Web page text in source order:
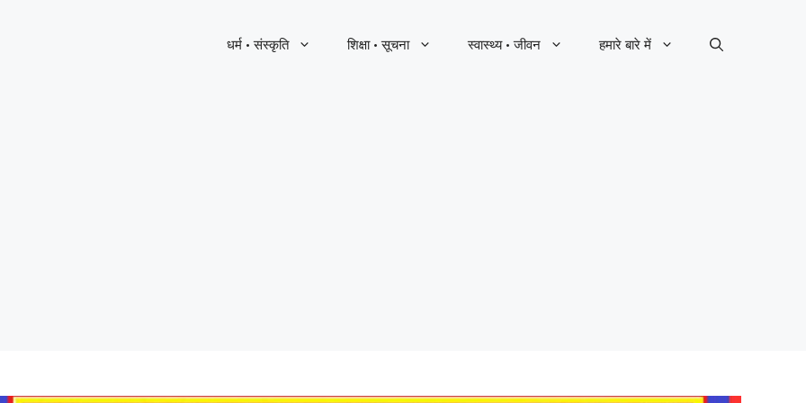
धर्म · संस्कृति शिक्षा · सूचना स्वास्थ्य · जीवन हमारे बारे में